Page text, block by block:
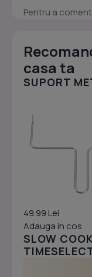
Pentru a
casa ta
SUPORT
49.99 Lei
Adauga in cos
SLOW